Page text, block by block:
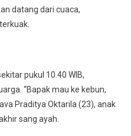
datang dari cuaca,
pukul 10.40 WIB,
“Bapak mau ke kebun,
Praditya Oktarila (23), anak
sang ayah.